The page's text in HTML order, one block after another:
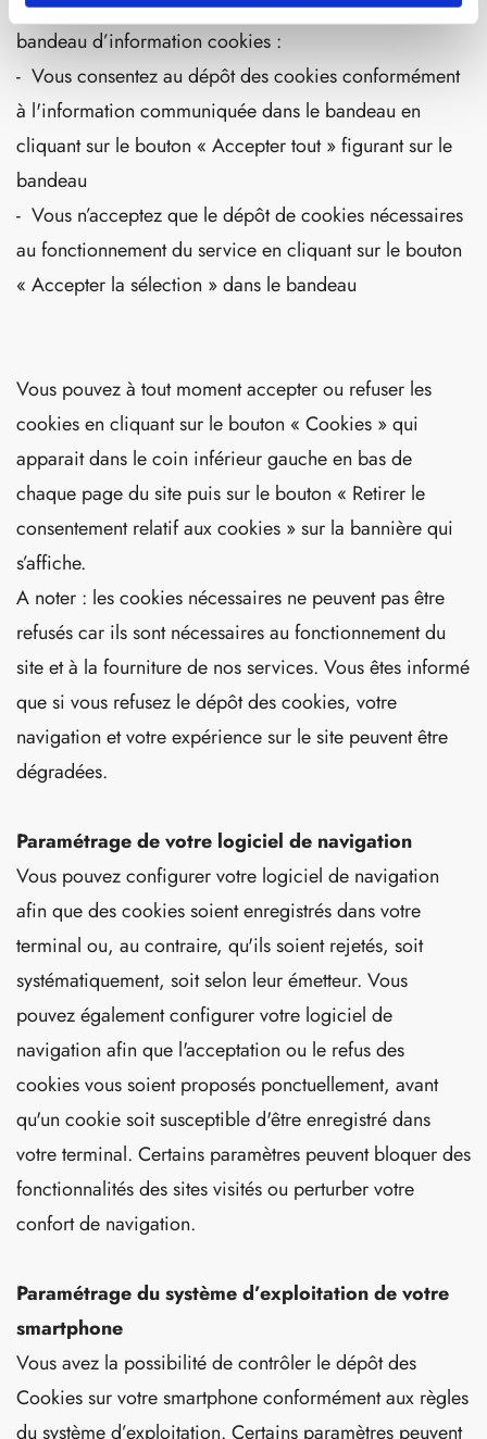
Lors de votre connexion à notre site, nous affichons un
bandeau d’information cookies :
- Vous consentez au dépôt des cookies conformément
à l'information communiquée dans le bandeau en
cliquant sur le bouton « Accepter tout » figurant sur le
bandeau
- Vous n’acceptez que le dépôt de cookies nécessaires
au fonctionnement du service en cliquant sur le bouton
« Accepter la sélection » dans le bandeau
Vous pouvez à tout moment accepter ou refuser les
cookies en cliquant sur le bouton « Cookies » qui
apparait dans le coin inférieur gauche en bas de
chaque page du site puis sur le bouton « Retirer le
consentement relatif aux cookies » sur la bannière qui
s’affiche.
A noter : les cookies nécessaires ne peuvent pas être
refusés car ils sont nécessaires au fonctionnement du
site et à la fourniture de nos services. Vous êtes informé
que si vous refusez le dépôt des cookies, votre
navigation et votre expérience sur le site peuvent être
dégradées.
Paramétrage de votre logiciel de navigation
Vous pouvez configurer votre logiciel de navigation
afin que des cookies soient enregistrés dans votre
terminal ou, au contraire, qu'ils soient rejetés, soit
systématiquement, soit selon leur émetteur. Vous
pouvez également configurer votre logiciel de
navigation afin que l'acceptation ou le refus des
cookies vous soient proposés ponctuellement, avant
qu'un cookie soit susceptible d'être enregistré dans
votre terminal. Certains paramètres peuvent bloquer des
fonctionnalités des sites visités ou perturber votre
confort de navigation.
Paramétrage du système d’exploitation de votre
smartphone
Vous avez la possibilité de contrôler le dépôt des
Cookies sur votre smartphone conformément aux règles
du système d’exploitation. Certains paramètres peuvent